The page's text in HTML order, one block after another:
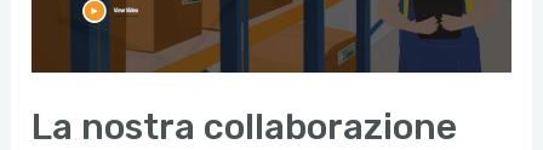
misura”:
per
La nostra collaborazione